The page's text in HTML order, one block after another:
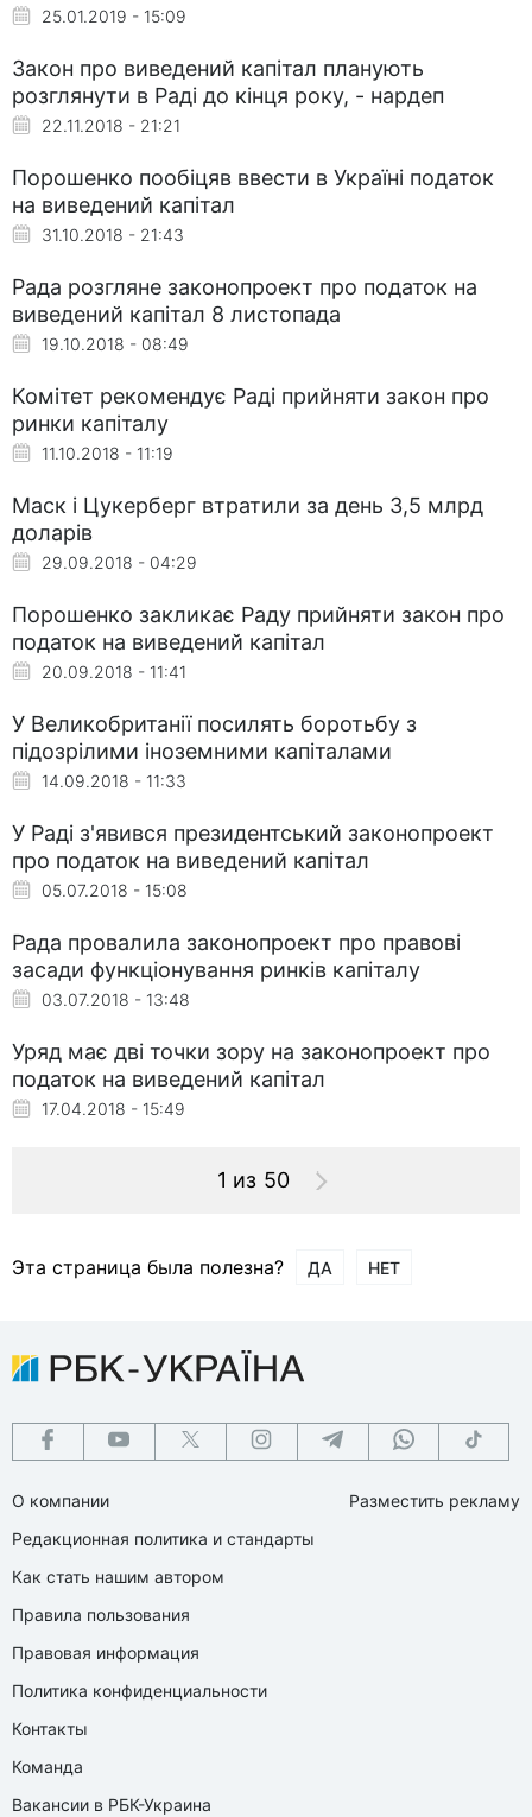
25.01.2019 - 15:09
Закон про виведений капітал планують
розглянути в Раді до кінця року, - нардеп
22.11.2018 - 21:21
Порошенко пообіцяв ввести в Україні податок
на виведений капітал
31.10.2018 - 21:43
Рада розгляне законопроект про податок на
виведений капітал 8 листопада
19.10.2018 - 08:49
Комітет рекомендує Раді прийняти закон про
ринки капіталу
11.10.2018 - 11:19
Маск і Цукерберг втратили за день 3,5 млрд
доларів
29.09.2018 - 04:29
Порошенко закликає Раду прийняти закон про
податок на виведений капітал
20.09.2018 - 11:41
У Великобританії посилять боротьбу з
підозрілими іноземними капіталами
14.09.2018 - 11:33
У Раді з'явився президентський законопроект
про податок на виведений капітал
05.07.2018 - 15:08
Рада провалила законопроект про правові
засади функціонування ринків капіталу
03.07.2018 - 13:48
Уряд має дві точки зору на законопроект про
податок на виведений капітал
17.04.2018 - 15:49
1 из 50
Эта страница была полезна? ДА НЕТ
О компании
Редакционная политика и стандарты
Как стать нашим автором
Правила пользования
Правовая информация
Политика конфиденциальности
Контакты
Команда
Вакансии в РБК-Украина
Разместить рекламу